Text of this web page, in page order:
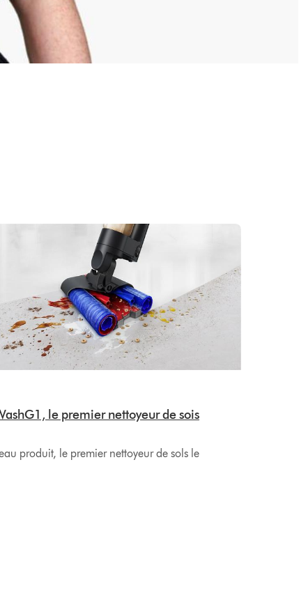
le premier nettoyeur de sois
produit, le premier nettoyeur de sols le